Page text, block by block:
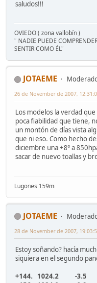
saludos!!!
OVIEDO ( zona vallobín )
" NADIE PUEDE
SENTIR COMO ÉL"
JOTAEME
26 de November de 2007,
Los modelos la verdad
poca fiabilidad que tiene,
un montón de días vista
que ni eso. Como hecho
diciembre una +8º a
sacar de nuevo toallas y
Lugones 159m
JOTAEME
28 de November de 2007,
Estoy soñando? hacía
siquiera en el segundo
+144. 1024.2 -